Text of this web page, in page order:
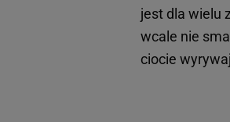
jest dla wielu
wcale nie
ciocie